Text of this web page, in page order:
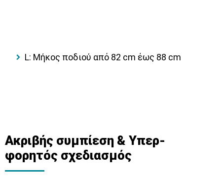
L: Μήκος ποδιού από 82 cm έως 88 cm
Ακριβής συμπίεση & Υπερ-
φορητός σχεδιασμός